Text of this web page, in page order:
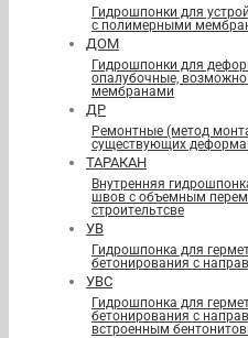
Гидрошпонки для
с полимерными
ДОМ
Гидрошпонки для
опалубочные,
мембранами
ДР
Ремонтные (метод
существующих
ТАРАКАН
Внутренняя
швов с объемным
строительтсве
УВ
Гидрошпонка для
бетонирования с
УВС
Гидрошпонка для
бетонирования с
встроенным